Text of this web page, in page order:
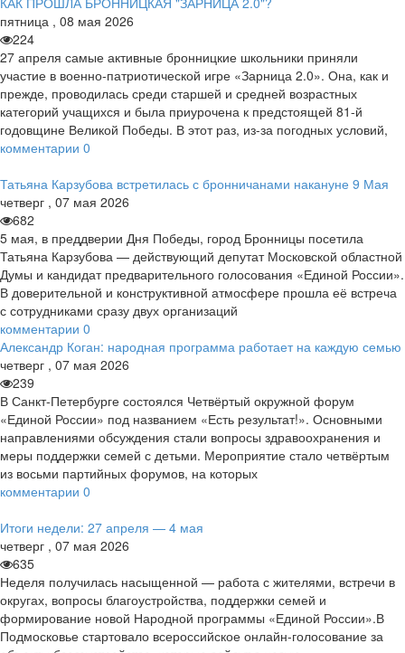
пятница , 08 мая 2026
224
27 апреля самые активные бронницкие школьники приняли
участие в военно-патриотической игре «Зарница 2.0». Она, как и
прежде, проводилась среди старшей и средней возрастных
категорий учащихся и была приурочена к предстоящей 81-й
годовщине Великой Победы. В этот раз, из-за погодных условий,
комментарии 0
Татьяна Карзубова встретилась с бронничанами накануне 9 Мая
четверг , 07 мая 2026
682
5 мая, в преддверии Дня Победы, город Бронницы посетила
Татьяна Карзубова — действующий депутат Московской областной
Думы и кандидат предварительного голосования «Единой России».
В доверительной и конструктивной атмосфере прошла её встреча
с сотрудниками сразу двух организаций
комментарии 0
Александр Коган: народная программа работает на каждую семью
четверг , 07 мая 2026
239
В Санкт-Петербурге состоялся Четвёртый окружной форум
«Единой России» под названием «Есть результат!». Основными
направлениями обсуждения стали вопросы здравоохранения и
меры поддержки семей с детьми. Мероприятие стало четвёртым
из восьми партийных форумов, на которых
комментарии 0
Итоги недели: 27 апреля — 4 мая
четверг , 07 мая 2026
635
Неделя получилась насыщенной — работа с жителями, встречи в
округах, вопросы благоустройства, поддержки семей и
формирование новой Народной программы «Единой России».В
Подмосковье стартовало всероссийское онлайн-голосование за